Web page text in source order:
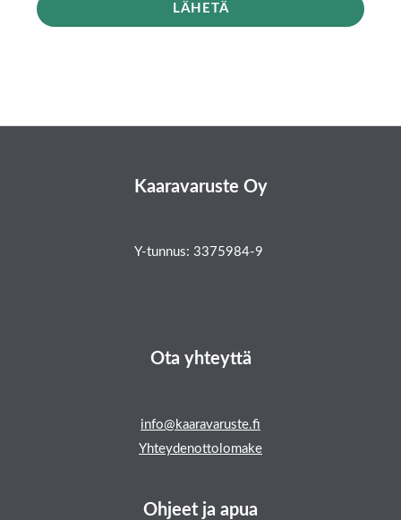
LÄHETÄ
Kaaravaruste Oy
Y-tunnus: 3375984-9
Ota yhteyttä
info@kaaravaruste.fi
Yhteydenottolomake
Ohjeet ja apua